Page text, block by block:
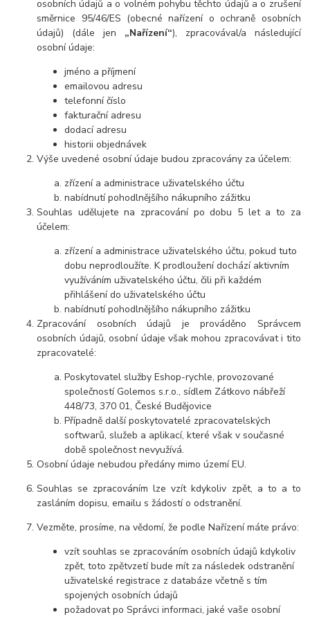
osobních údajů a o volném pohybu těchto údajů a o zrušení
směrnice 95/46/ES (obecné nařízení o ochraně osobních
údajů) (dále jen „Nařízení“), zpracovával/a následující
osobní údaje:
jméno a příjmení
emailovou adresu
telefonní číslo
fakturační adresu
dodací adresu
historii objednávek
Výše uvedené osobní údaje budou zpracovány za účelem:
zřízení a administrace uživatelského účtu
nabídnutí pohodlnějšího nákupního zážitku
Souhlas udělujete na zpracování po dobu 5 let a to za
účelem:
zřízení a administrace uživatelského účtu, pokud tuto
dobu neprodloužíte. K prodloužení dochází aktivním
využíváním uživatelského účtu, čili při každém
přihlášení do uživatelského účtu
nabídnutí pohodlnějšího nákupního zážitku
Zpracování osobních údajů je prováděno Správcem
osobních údajů, osobní údaje však mohou zpracovávat i tito
zpracovatelé:
Poskytovatel služby Eshop-rychle, provozované
společností Golemos s.r.o., sídlem Zátkovo nábřeží
448/73, 370 01, České Budějovice
Případně další poskytovatelé zpracovatelských
softwarů, služeb a aplikací, které však v současné
době společnost nevyužívá.
Osobní údaje nebudou předány mimo území EU.
Souhlas se zpracováním lze vzít kdykoliv zpět, a to a to
zasláním dopisu, emailu s žádostí o odstranění.
Vezměte, prosíme, na vědomí, že podle Nařízení máte právo:
vzít souhlas se zpracováním osobních údajů kdykoliv
zpět, toto zpětvzetí bude mít za následek odstranění
uživatelské registrace z databáze včetně s tím
spojených osobních údajů
požadovat po Správci informaci, jaké vaše osobní